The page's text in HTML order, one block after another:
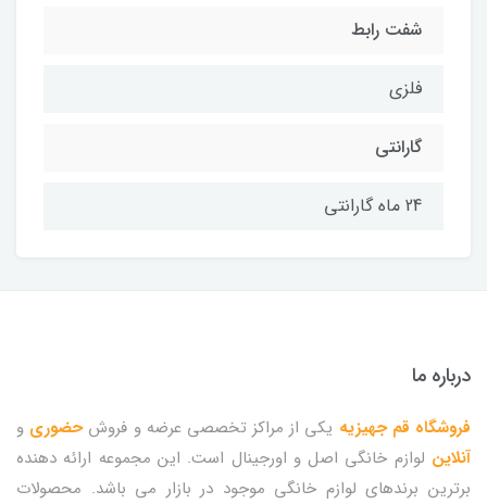
شفت رابط
فلزی
گارانتی
24 ماه گارانتی
درباره ما
فروشگاه قم جهیزیه یکی از مراکز تخصصی عرضه و فروشحضوری و
آنلاین لوازم خانگی اصل و اورجینال است. این مجموعه ارائه دهنده
برترین برندهای لوازم خانگی موجود در بازار می باشد. محصولات